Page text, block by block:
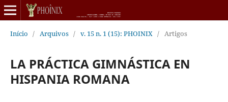
Início / Arquivos / v. 15 n. 1 (15): PHOINIX / Artigos
LA PRÁCTICA GIMNÁSTICA EN
HISPANIA ROMANA